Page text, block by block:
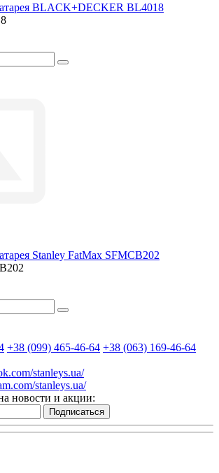
BLACK+DECKER BL4018
Stanley FatMax SFMCB202
+38 (099) 465-46-64 +38 (063) 169-46-64
stanleys.ua/
stanleys.ua/
новости и акции:
Подписаться